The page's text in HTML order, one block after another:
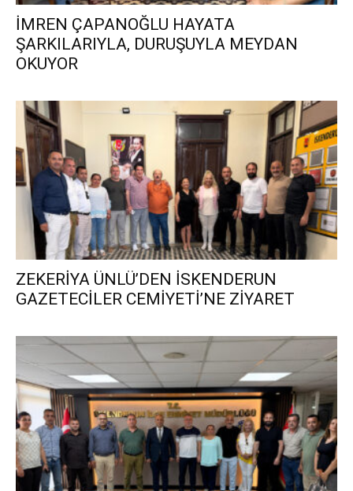
İMREN ÇAPANOĞLU HAYATA
ŞARKILARIYLA, DURUŞUYLA MEYDAN
OKUYOR
ZEKERİYA ÜNLÜ’DEN İSKENDERUN
GAZETECİLER CEMİYETİ’NE ZİYARET